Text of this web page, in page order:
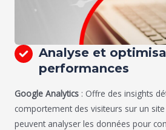
Analyse et
performances
Google Analytics : Offre des insights
comportement des visiteurs sur un
peuvent analyser les données pour